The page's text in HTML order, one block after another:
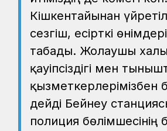
Кішкентайынан
сезгіш, есірткі
табады. Жолаушы
қауіпсіздігі мен
қызметкерлерімізбен
дейді Бейнеу
полиция